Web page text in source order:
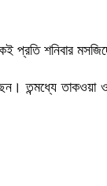
প্রতি শনিবার
তন্মধ্যে তাকওয়া